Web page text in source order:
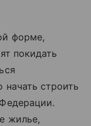
форме,
покидать
строить
жилье,